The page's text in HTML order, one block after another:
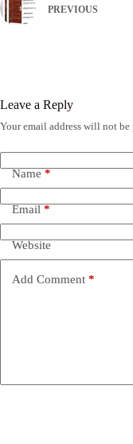
PREVIOUS
Leave a Reply
Your email address will not
Name *
Email *
Website
Add Comment *